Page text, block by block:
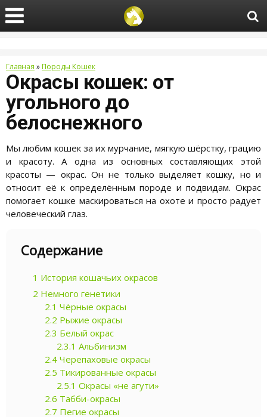
Главная »Породы Кошек
Окрасы кошек: от
угольного до
белоснежного
Мы любим кошек за их мурчание, мягкую шёрстку, грацию
и красоту. А одна из основных составляющих этой
красоты — окрас. Он не только выделяет кошку, но и
относит её к определённым породе и подвидам. Окрас
помогает кошке маскироваться на охоте и просто радует
человеческий глаз.
Содержание
1 История кошачьих окрасов
2 Немного генетики
2.1 Чёрные окрасы
2.2 Рыжие окрасы
2.3 Белый окрас
2.3.1 Альбинизм
2.4 Черепаховые окрасы
2.5 Тикированные окрасы
2.5.1 Окрасы «не агути»
2.6 Табби-окрасы
2.7 Пегие окрасы